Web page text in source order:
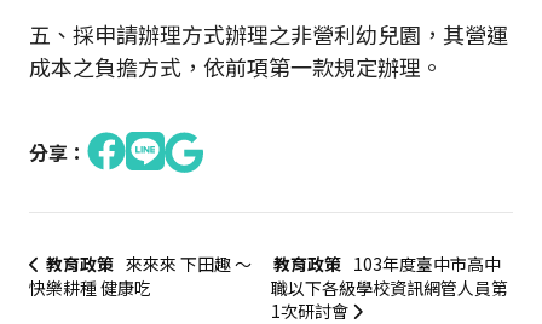
五、採申請辦理方式辦理之非營利幼兒園，其營運
成本之負擔方式，依前項第一款規定辦理。
分享：
教育政策 來來來 下田趣 ～
快樂耕種 健康吃
教育政策 103年度臺中市高中
職以下各級學校資訊網管人員第
1次研討會